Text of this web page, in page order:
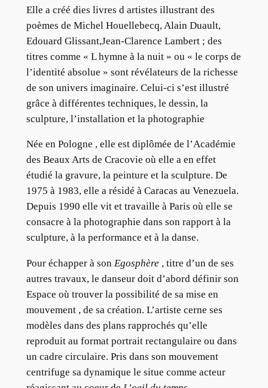
Elle a créé dies livres d artistes illustrant des
poèmes de Michel Houellebecq, Alain Duault,
Edouard Glissant,Jean-Clarence Lambert ; des
titres comme « L hymne à la nuit » ou « le corps de
l’identité absolue » sont révélateurs de la richesse
de son univers imaginaire. Celui-ci s’est illustré
grâce à différentes techniques, le dessin, la
sculpture, l’installation et la photographie
Née en Pologne , elle est diplômée de l’Académie
des Beaux Arts de Cracovie où elle a en effet
étudié la gravure, la peinture et la sculpture. De
1975 à 1983, elle a résidé à Caracas au Venezuela.
Depuis 1990 elle vit et travaille à Paris où elle se
consacre à la photographie dans son rapport à la
sculpture, à la performance et à la danse.
Pour échapper à sonEgosphère, titre d’un de ses
autres travaux, le danseur doit d’abord définir son
Espace où trouver la possibilité de sa mise en
mouvement , de sa création. L’artiste cerne ses
modèles dans des plans rapprochés qu’elle
reproduit au format portrait rectangulaire ou dans
un cadre circulaire. Pris dans son mouvement
centrifuge sa dynamique le situe comme acteur